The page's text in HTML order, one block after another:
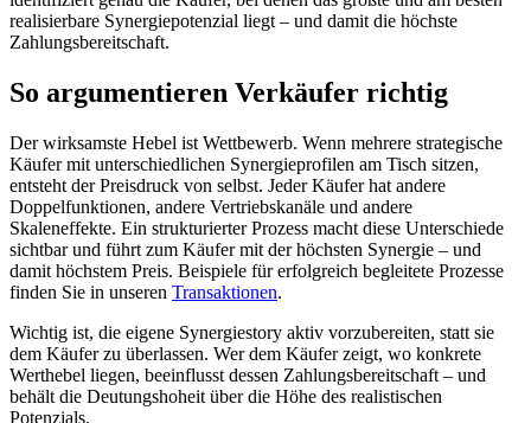
realisierbare Synergiepotenzial liegt – und damit die höchste
Zahlungsbereitschaft.
So argumentieren Verkäufer richtig
Der wirksamste Hebel ist Wettbewerb. Wenn mehrere strategische
Käufer mit unterschiedlichen Synergieprofilen am Tisch sitzen,
entsteht der Preisdruck von selbst. Jeder Käufer hat andere
Doppelfunktionen, andere Vertriebskanäle und andere
Skaleneffekte. Ein strukturierter Prozess macht diese Unterschiede
sichtbar und führt zum Käufer mit der höchsten Synergie – und
damit höchstem Preis. Beispiele für erfolgreich begleitete Prozesse
finden Sie in unseren Transaktionen.
Wichtig ist, die eigene Synergiestory aktiv vorzubereiten, statt sie
dem Käufer zu überlassen. Wer dem Käufer zeigt, wo konkrete
Werthebel liegen, beeinflusst dessen Zahlungsbereitschaft – und
behält die Deutungshoheit über die Höhe des realistischen
Potenzials.